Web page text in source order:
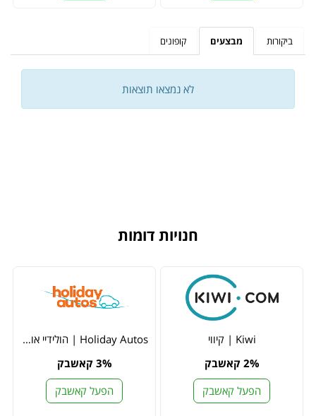
ביקורות מבצעים קופונים
לא נמצאו תוצאות
חנויות דומות
Kiwi | קיווי
2% קאשבק
הפעל קאשבק
Holiday Autos | הולידיי אוטוס
3% קאשבק
הפעל קאשבק